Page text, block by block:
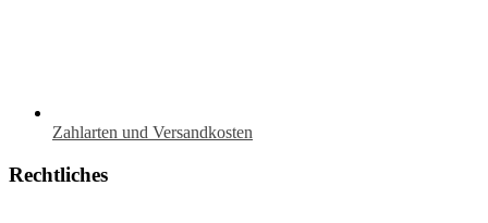
Zahlarten und Versandkosten
Rechtliches